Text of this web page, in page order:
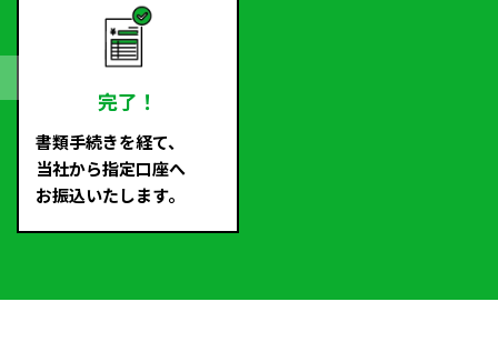
完了！
書類手続きを経て、
当社から指定口座へ
お振込いたします。